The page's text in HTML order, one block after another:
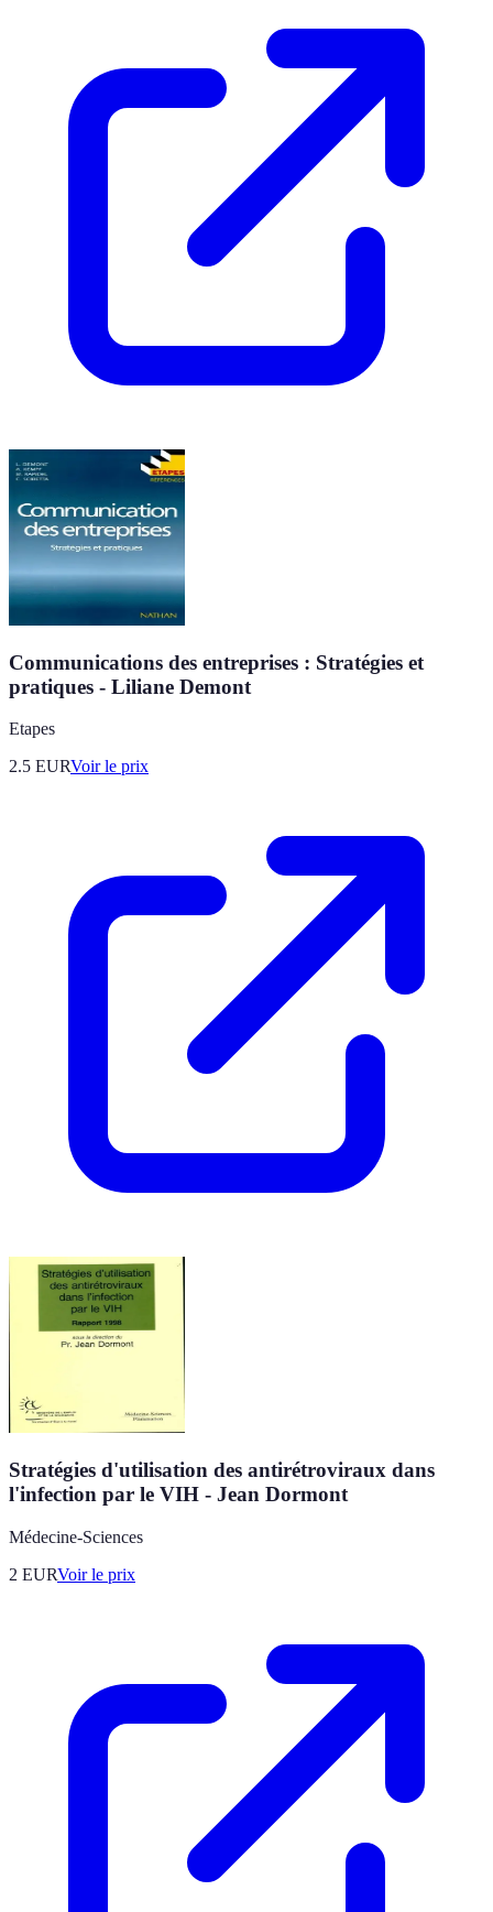
Communications des entreprises : Stratégies et
pratiques - Liliane Demont
Etapes
2.5 EURVoir le prix
Stratégies d'utilisation des antirétroviraux dans
l'infection par le VIH - Jean Dormont
Médecine-Sciences
2 EURVoir le prix